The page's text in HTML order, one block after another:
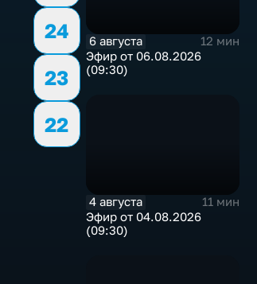
24
23
22
6 августа
12 мин
Эфир от 06.08.2026
(09:30)
4 августа
11 мин
Эфир от 04.08.2026
(09:30)